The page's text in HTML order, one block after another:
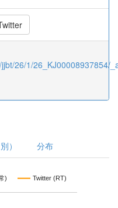
26/1/26_KJ00008937854/
） 分布
) Twitter (RT)